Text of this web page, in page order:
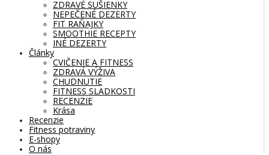
ZDRAVÉ SUŠIENKY
NEPEČENÉ DEZERTY
FIT RAŇAJKY
SMOOTHIE RECEPTY
INÉ DEZERTY
Články
CVIČENIE A FITNESS
ZDRAVÁ VÝŽIVA
CHUDNUTIE
FITNESS SLADKOSTI
RECENZIE
Krása
Recenzie
Fitness potraviny
E-shopy
O nás